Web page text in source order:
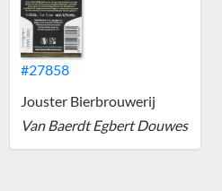
#27858
Jouster Bierbrouwerij
Van Baerdt Egbert Douwes